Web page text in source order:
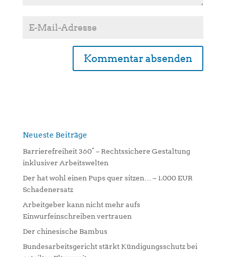
n
v
e
:
Neueste Beiträge
Barrierefreiheit 360° – Rechtssichere Gestaltung
inklusiver Arbeitswelten
Der hat wohl einen Pups quer sitzen… – 1.000 EUR
Schadenersatz
Arbeitgeber kann nicht mehr aufs
Einwurfeinschreiben vertrauen
Der chinesische Bambus
Bundesarbeitsgericht stärkt Kündigungsschutz bei